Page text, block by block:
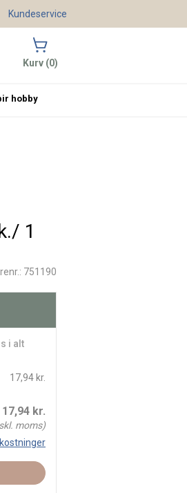
1
751190
i alt
17,94 kr.
17,94kr.
moms)
Kundeservice
Kurv (0)
hobby